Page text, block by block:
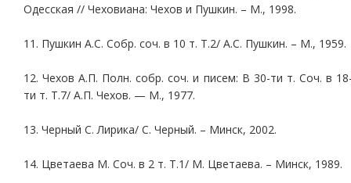
Одесская // Чеховиана: Чехов и Пушкин. – М., 1998.
11. Пушкин А.С. Собр. соч. в 10 т. Т.2/ А.С. Пушкин. – М., 1959.
12. Чехов А.П. Полн. собр. соч. и писем: В 30-ти т. Соч. в
ти т. Т.7/ А.П. Чехов. — М., 1977.
13. Черный С. Лирика/ С. Черный. – Минск, 2002.
14. Цветаева М. Соч. в 2 т. Т.1/ М. Цветаева. – Минск, 1989.